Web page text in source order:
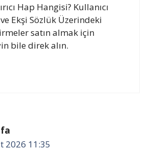
Hap Hangisi? Kullanıcı
Ekşi Sözlük Üzerindeki
satın almak için
bile direk alın.
2026 11:35